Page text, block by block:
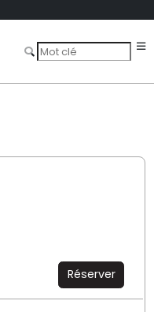
Réserver